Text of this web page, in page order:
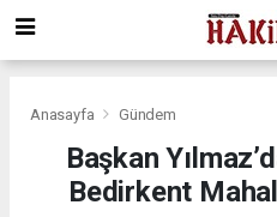
Anasayfa Gündem
Başkan
Bedirkent